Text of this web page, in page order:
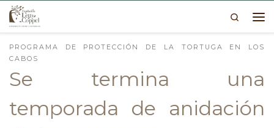
Skip to content
Search
PROGRAMA DE PROTECCIÓN DE LA TORTUGA EN LOS
CABOS
Se termina una
temporada de anidación